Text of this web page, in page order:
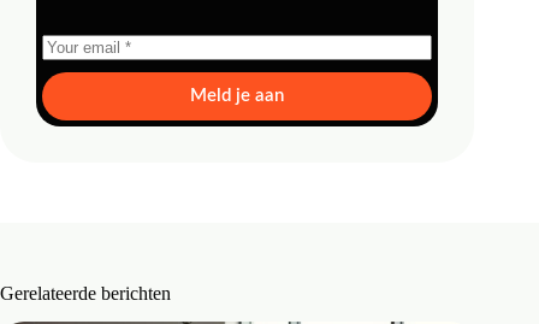
Meld je aan
Gerelateerde berichten